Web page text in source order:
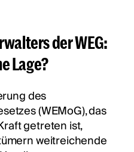
der WEG:
Lage?
des
(WEMoG), das
getreten ist,
weitreichende